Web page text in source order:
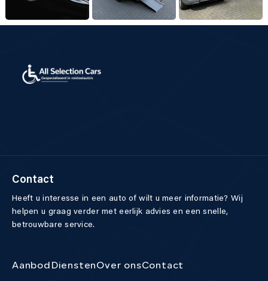
Contact
Heeft u interesse in een auto of wilt u meer informatie? Wij
helpen u graag verder met eerlijk advies en een snelle,
betrouwbare service.
Aanbod DienstenOver onsContact